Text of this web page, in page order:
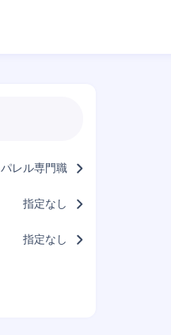
レル専門職
指定なし
指定なし